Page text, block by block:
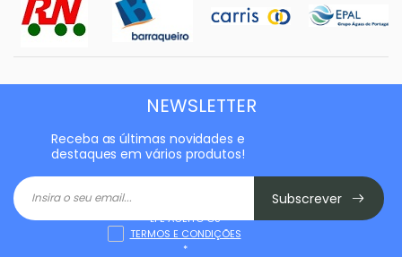
NEWSLETTER
Receba as últimas novidades e
destaques em vários produtos!
Subscrever
LI E ACEITO OS
TERMOS E CONDIÇÕES
*